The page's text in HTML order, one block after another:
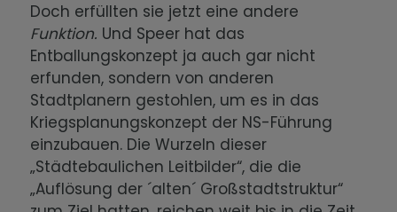
Doch erfüllten sie jetzt eine andere
Funktion. Und Speer hat das
Entballungskonzept ja auch gar nicht
erfunden, sondern von anderen
Stadtplanern gestohlen, um es in das
Kriegsplanungskonzept der NS-Führung
einzubauen. Die Wurzeln dieser
„Städtebaulichen Leitbilder“, die die
„Auflösung der ´alten´ Großstadtstruktur“